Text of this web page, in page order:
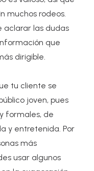
muchos rodeos.
aclarar las dudas
que
dirigible.
tu cliente se
joven, pues
formales, de
y entretenida. Por
más
usar algunos